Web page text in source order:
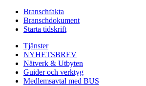
Branschfakta
Branschdokument
Starta tidskrift
Tjänster
NYHETSBREV
Nätverk & Utbyten
Guider och verktyg
Medlemsavtal med BUS